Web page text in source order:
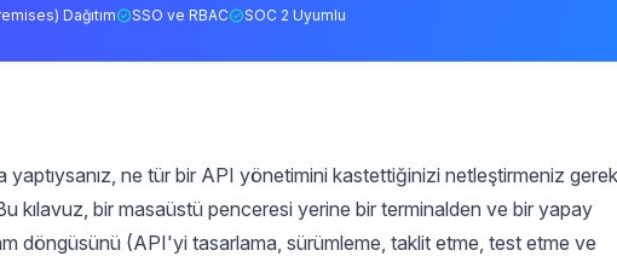
Dağıtım SSO ve RBAC SOC 2 Uyumlu
ne tür bir API yönetimini kastettiğinizi netleştirmeniz
kılavuz, bir masaüstü penceresi yerine bir terminalden ve bir yapay
döngüsünü (API'yi tasarlama, sürümleme, taklit etme, test etme ve